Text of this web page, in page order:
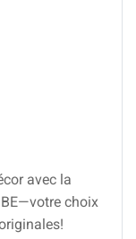
avec la
choix